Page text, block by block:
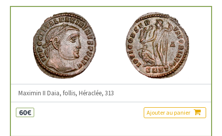
Maximin II Daia, follis, Héraclée, 313
60€ Ajouter au panier